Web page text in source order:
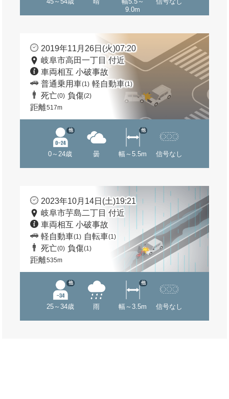
9.0m
2019年11月26日(火)07:20
岐阜市高田一丁目 付近
車両相互 小破事故
普通乗用車(1) 軽自動車(1)
死亡(0) 負傷(2)
距離517m
0～24歳
他
曇 幅～5.5m
他
信号なし
2023年10月14日(土)19:21
岐阜市芋島二丁目 付近
車両相互 小破事故
軽自動車(1) 自転車(1)
死亡(0) 負傷(1)
距離535m
25～34歳
他
雨 幅～3.5m
他
信号なし